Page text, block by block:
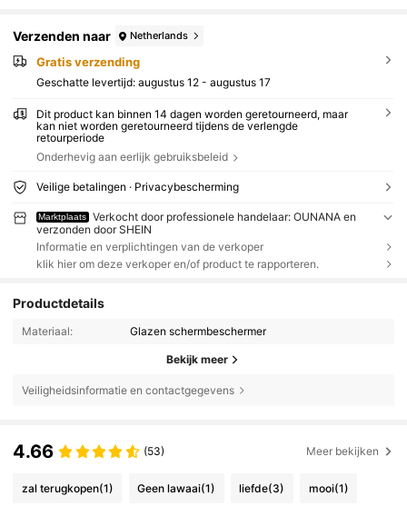
Verzenden naar Netherlands
Gratis verzending
Geschatte levertijd: augustus 12 - augustus 17
Dit product kan binnen 14 dagen worden geretourneerd, maar
kan niet worden geretourneerd tijdens de verlengde
retourperiode
Onderhevig aan eerlijk gebruiksbeleid
Veilige betalingen · Privacybescherming
Marktplaats
Verkocht door professionele handelaar: OUNANA en
verzonden door SHEIN
Informatie en verplichtingen van de verkoper
klik hier om deze verkoper en/of product te rapporteren.
Productdetails
Materiaal: Glazen schermbeschermer
Bekijk meer
Veiligheidsinformatie en contactgegevens
4.66 (53) Meer bekijken
zal terugkopen(1) Geen lawaai(1) liefde(3) mooi(1)